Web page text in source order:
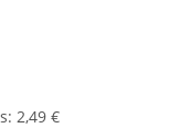
: 2,49 €